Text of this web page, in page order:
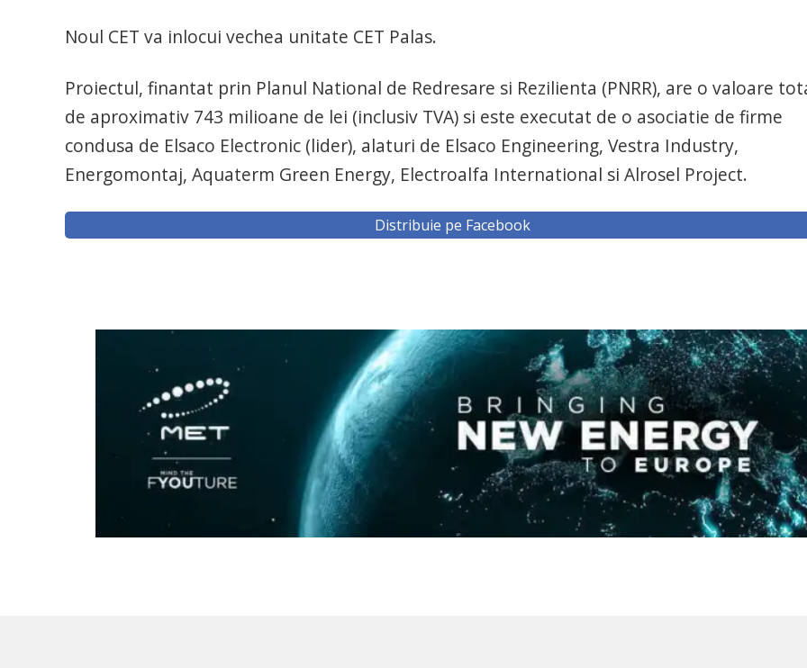
Noul CET va inlocui vechea unitate CET Palas.
Proiectul, finantat prin Planul National de Redresare si Rezilienta (PNRR), are o valoare
de aproximativ 743 milioane de lei (inclusiv TVA) si este executat de o asociatie de firme
condusa de Elsaco Electronic (lider), alaturi de Elsaco Engineering, Vestra Industry,
Energomontaj, Aquaterm Green Energy, Electroalfa International si Alrosel Project.
Distribuie pe Facebook